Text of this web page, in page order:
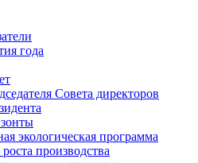
года
Совета директоров
экологическая программа
производства